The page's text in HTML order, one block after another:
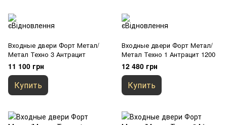
Входные двери Форт Метал/
Метал Техно 3 Антрацит
11 100 грн
Купить
Входные двери Форт Метал/
Метал Техно 1 Антрацит 1200
12 480 грн
Купить